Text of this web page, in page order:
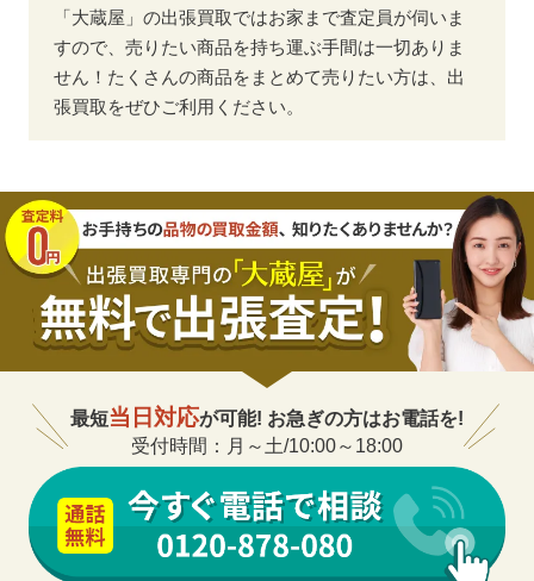
ドルチェ&ガッバーナ G9PB4L ム
ートン ジップアップブルゾン
60,000円
ドルチェ&ガッバーナ SP069305
モフラ ボンバージャケット
20,000円
ドルチェ&ガッバーナ ラム
G9E68L ライダースジャケット
20,000
ドルチェ&ガッバーナ 14 クラシ
10,000 円
ドルチェ&ガッバーナ ゴールド
G5EJ0Z FSEGF 総柄シャツ
8,000
ドルチェ&ガッバーナ GOLD シル
クドッキングデニムシャツ
10,000円
「大蔵屋」の出張買取ではお家まで査定員が伺いま
すので、売りたい商品を持ち運ぶ手間は一切ありま
せん！たくさんの商品をまとめて売りたい方は、出
張買取をぜひご利用ください。
最短当日対応が可能! お急ぎの方はお電話を!
受付時間：月～土/10:00～18:00